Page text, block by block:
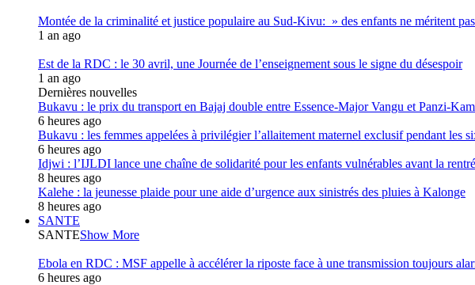
Montée de la criminalité et justice populaire au Sud-Kivu: » des enfants ne méritent
1 an ago
Est de la RDC : le 30 avril, une Journée de l’enseignement sous le signe du désespoir
1 an ago
Dernières nouvelles
Bukavu : le prix du transport en Bajaj double entre Essence-Major Vangu et Panzi-
6 heures ago
Bukavu : les femmes appelées à privilégier l’allaitement maternel exclusif pendant les
6 heures ago
Idjwi : l’IJLDI lance une chaîne de solidarité pour les enfants vulnérables avant la
8 heures ago
Kalehe : la jeunesse plaide pour une aide d’urgence aux sinistrés des pluies à Kalonge
8 heures ago
SANTE
SANTEShow More
Ebola en RDC : MSF appelle à accélérer la riposte face à une transmission toujours
6 heures ago